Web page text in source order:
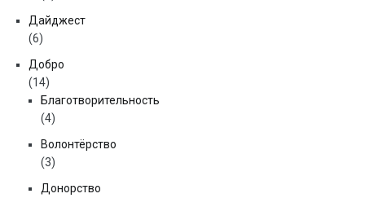
Дайджест
(6)
Добро
(14)
Благотворительность
(4)
Волонтёрство
(3)
Донорство